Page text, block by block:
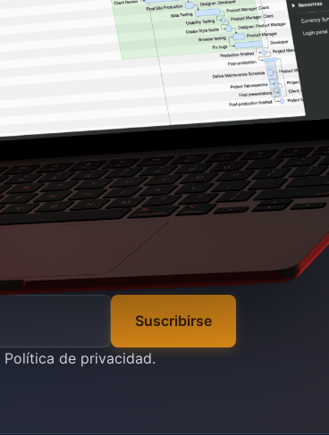
Suscribirse
Política de privacidad.